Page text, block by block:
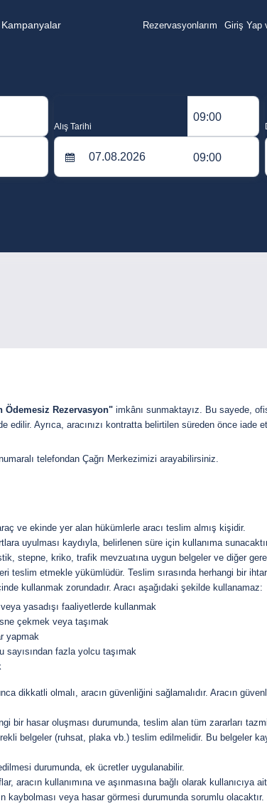
Rezervasyonlarım Giriş Yap
Kampanyalar
Alış Tarihi
09:00
09:00
Ödemesiz Rezervasyon" imkânı sunmaktayız. Bu sayede,
Ayrıca, aracınızı kontratta belirtilen süreden önce iade
telefondan Çağrı Merkezimizi arayabilirsiniz.
ve ekinde yer alan hükümlerle aracı teslim almış kişidir.
uyulması kaydıyla, belirlenen süre için kullanıma
stepne, kriko, trafik mevzuatına uygun belgeler ve diğer
teslim etmekle yükümlüdür. Teslim sırasında herhangi bir
kullanmak zorundadır. Aracı aşağıdaki şekilde kullanamaz:
yasadışı faaliyetlerde kullanmak
çekmek veya taşımak
yapmak
sayısından fazla yolcu taşımak
dikkatli olmalı, aracın güvenliğini sağlamalıdır. Aracın
bir hasar oluşması durumunda, teslim alan tüm zararları
belgeler (ruhsat, plaka vb.) teslim edilmelidir. Bu belgeler
durumunda, ek ücretler uygulanabilir.
aracın kullanımına ve aşınmasına bağlı olarak kullanıcıya
kaybolması veya hasar görmesi durumunda sorumlu olacaktır.